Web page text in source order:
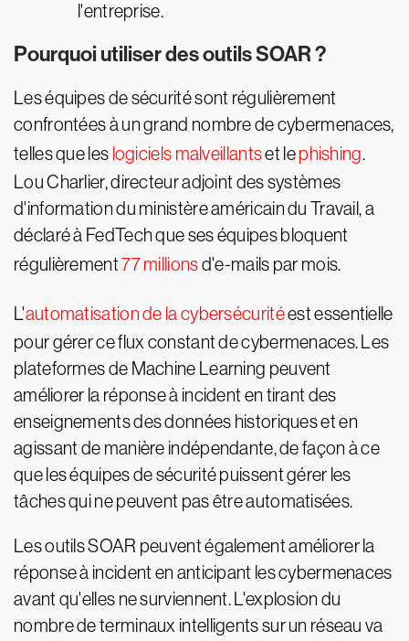
l'entreprise.
Pourquoi utiliser des outils SOAR ?
Les équipes de sécurité sont régulièrement
confrontées à un grand nombre de cybermenaces,
telles que les logiciels malveillantset lephishing.
Lou Charlier, directeur adjoint des systèmes
d'information du ministère américain du Travail, a
déclaré à FedTech que ses équipes bloquent
régulièrement77 millionsd'e-mails par mois.
L'automatisation de la cybersécuritéest essentielle
pour gérer ce flux constant de cybermenaces. Les
plateformes de Machine Learning peuvent
améliorer la réponse à incident en tirant des
enseignements des données historiques et en
agissant de manière indépendante, de façon à ce
que les équipes de sécurité puissent gérer les
tâches qui ne peuvent pas être automatisées.
Les outils SOAR peuvent également améliorer la
réponse à incident en anticipant les cybermenaces
avant qu'elles ne surviennent. L'explosion du
nombre de terminaux intelligents sur un réseau va